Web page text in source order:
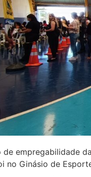
empregabilidade
no Ginásio de